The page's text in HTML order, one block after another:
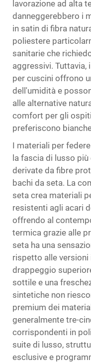
lavorazione ad alta
danneggerebbero i
in satin di fibra
poliestere
sanitarie che
aggressivi.
per cuscini offrono
dell'umidità e
alle alternative
comfort per gli
preferiscono
I materiali per
la fascia di lusso
derivate da fibre
bachi da seta. La
seta crea materiali
resistenti agli acari
offrendo al
termica grazie alle
seta ha una
rispetto alle versioni
drappeggio
sottile e una
sintetiche non
premium dei
generalmente tre-
corrispondenti in
suite di lusso,
esclusive e